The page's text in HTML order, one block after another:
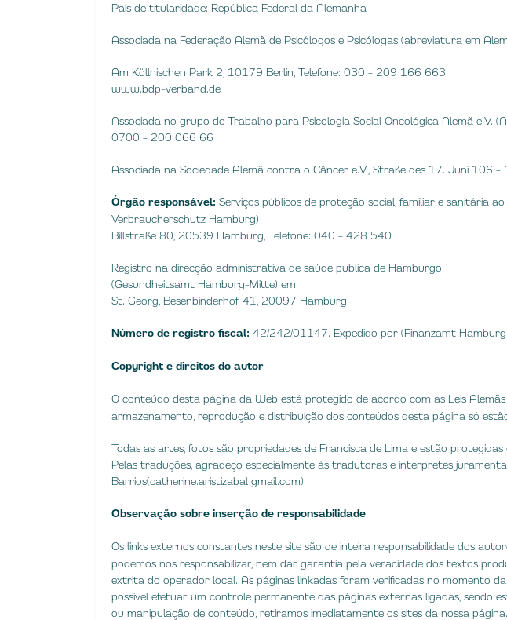
País de titularidade: República Federal da Alemanha
Associada na Federação Alemã de Psicólogos e Psicólogas (abreviatura em
Am Köllnischen Park 2, 10179 Berlín, Telefone: 030 – 209 166 663
www.bdp-verband.de
Associada no grupo de Trabalho para Psicologia Social Oncológica Alemã
0700 – 200 066 66
Associada na Sociedade Alemã contra o Câncer e.V., Straße des 17. Juni 106
Órgão responsável: Serviços públicos de proteção social, familiar e sanitária
Verbraucherschutz Hamburg)
Billstraße 80, 20539 Hamburg, Telefone: 040 – 428 540
Registro na direcção administrativa de saúde pública de Hamburgo
(Gesundheitsamt Hamburg-Mitte) em
St. Georg, Besenbinderhof 41, 20097 Hamburg
Número de registro fiscal: 42/242/01147. Expedido por (Finanzamt
Copyright e direitos do autor
O conteúdo desta página da Web está protegido de acordo com as Leis
armazenamento, reprodução e distribuição dos conteúdos desta página só
Todas as artes, fotos são propriedades de Francisca de Lima e estão
Pelas traduções, agradeço especialmente às tradutoras e intérpretes
Barrios (catherine.aristizabal gmail.com).
Observação sobre inserção de responsabilidade
Os links externos constantes neste site são de inteira responsabilidade dos
podemos nos responsabilizar, nem dar garantia pela veracidade dos textos
extrita do operador local. As páginas linkadas foram verificadas no momento
possivel efetuar um controle permanente das páginas externas ligadas, sendo
ou manipulação de conteúdo, retiramos imediatamente os sites da nossa página.